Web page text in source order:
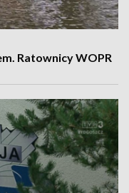
Ratownicy WOPR